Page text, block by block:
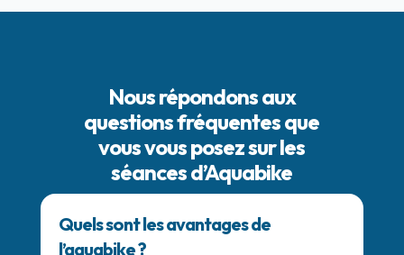
Nous répondons aux
questions fréquentes que
vous vous posez sur les
séances d’Aquabike
Quels sont les avantages de
l’aquabike ?